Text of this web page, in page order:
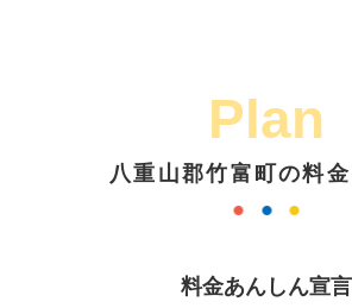
Plan
八重山郡竹富町の料
料金あんしん宣言